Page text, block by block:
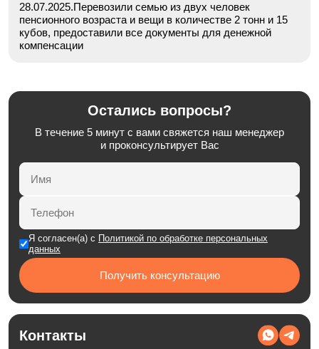
28.07.2025.Перевозили семью из двух человек
пенсионного возраста и вещи в количестве 2 тонн и 15
кубов, предоставили все документы для денежной
компенсации
Остались вопросы?
В течение 5 минут с вами свяжется наш менеджер
и проконсультирует Вас
Я согласен(а) с Политикой по обработке персональных
данных
Получить консультацию
Контакты